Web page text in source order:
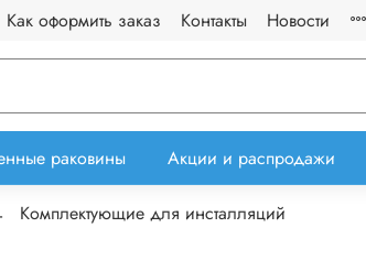
Как оформить заказ Контакты Новости
раковины Акции и распродажи
Комплектующие для инсталляций